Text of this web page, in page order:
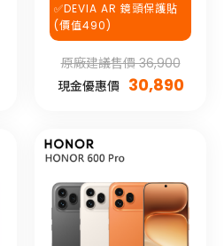
✅DEVIA AR 鏡頭保護貼
(價值490)
原廠建議售價 36,900
現金優惠價 30,890